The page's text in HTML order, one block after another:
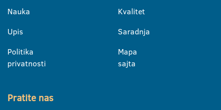
Nauka
Upis
Politika
privatnosti
Kvalitet
Saradnja
Mapa
sajta
Pratite nas